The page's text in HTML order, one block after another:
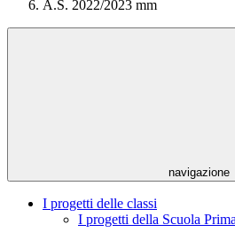
A.S. 2022/2023 mm
navigazione
I progetti delle classi
I progetti della Scuola